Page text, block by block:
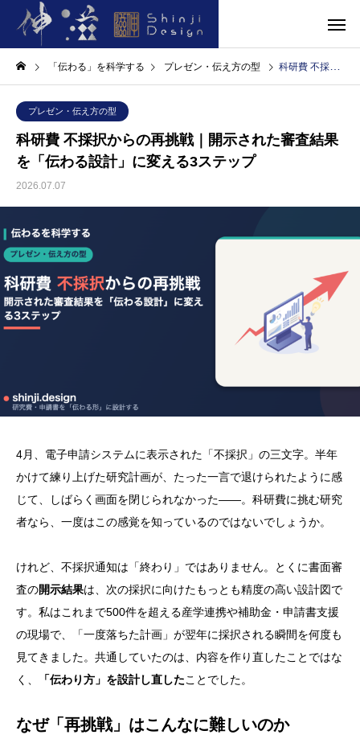
「伝わる」を科学する プレゼン・伝え方の型 科研費 不採択からの再挑戦｜開示された審査結果を「伝わる設計」に変える3ステップ
プレゼン・伝え方の型
科研費 不採択からの再挑戦｜開示された審査結果
を「伝わる設計」に変える3ステップ
2026.07.07
4月、電子申請システムに表示された「不採択」の三文字。半年
かけて練り上げた研究計画が、たった一言で退けられたように感
じて、しばらく画面を閉じられなかった——。科研費に挑む研究
者なら、一度はこの感覚を知っているのではないでしょうか。
けれど、不採択通知は「終わり」ではありません。とくに書面審
査の開示結果は、次の採択に向けたもっとも精度の高い設計図で
す。私はこれまで500件を超える産学連携や補助金・申請書支援
の現場で、「一度落ちた計画」が翌年に採択される瞬間を何度も
見てきました。共通していたのは、内容を作り直したことではな
く、
「伝わり方」を設計し直したことでした。
なぜ「再挑戦」はこんなに難しいのか